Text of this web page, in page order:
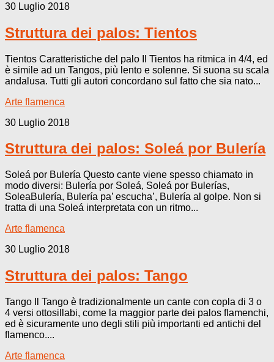
30 Luglio 2018
Struttura dei palos: Tientos
Tientos Caratteristiche del palo Il Tientos ha ritmica in 4/4, ed
è simile ad un Tangos, più lento e solenne. Si suona su scala
andalusa. Tutti gli autori concordano sul fatto che sia nato...
Arte flamenca
30 Luglio 2018
Struttura dei palos: Soleá por Bulería
Soleá por Bulería Questo cante viene spesso chiamato in
modo diversi: Bulería por Soleá, Soleá por Bulerías,
SoleaBulería, Bulería pa’ escucha’, Bulería al golpe. Non si
tratta di una Soleá interpretata con un ritmo...
Arte flamenca
30 Luglio 2018
Struttura dei palos: Tango
Tango Il Tango è tradizionalmente un cante con copla di 3 o
4 versi ottosillabi, come la maggior parte dei palos flamenchi,
ed è sicuramente uno degli stili più importanti ed antichi del
flamenco....
Arte flamenca